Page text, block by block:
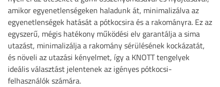
amikor egyenetlenségeken haladunk át, minimalizálva az
egyenetlenségek hatását a pótkocsira és a rakományra. Ez az
egyszerű, mégis hatékony működési elv garantálja a sima
utazást, minimalizálja a rakomány sérülésének kockázatát,
és növeli az utazási kényelmet, így a KNOTT tengelyek
ideális választást jelentenek az igényes pótkocsi-
felhasználók számára.